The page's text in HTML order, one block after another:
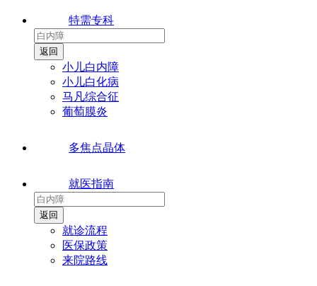
特需专科
小儿白内障
小儿白化病
马凡综合征
葡萄膜炎
多焦点晶体
就医指南
就诊流程
医保政策
来院路线